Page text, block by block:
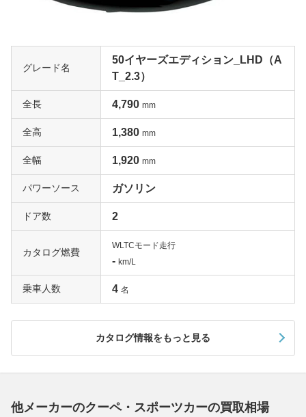
グレード名
50イヤーズエディション_LHD（A
T_2.3）
全長 4,790 mm
全高 1,380 mm
全幅 1,920 mm
パワーソース ガソリン
ドア数 2
カタログ燃費
WLTCモード走行
- km/L
乗車人数 4 名
カタログ情報をもっと見る
他メーカーのクーペ・スポーツカーの買取相場